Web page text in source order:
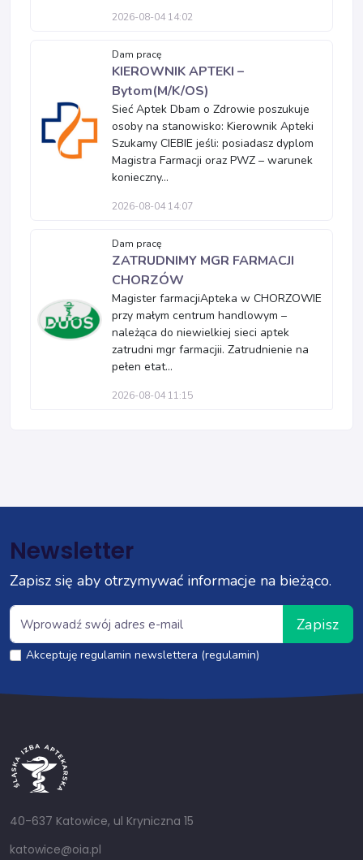
2026-08-04 14:02
Dam pracę
KIEROWNIK APTEKI –
Bytom(M/K/OS)
Sieć Aptek Dbam o Zdrowie poszukuje
osoby na stanowisko: Kierownik Apteki
Szukamy CIEBIE jeśli: posiadasz dyplom
Magistra Farmacji oraz PWZ – warunek
konieczny...
2026-08-04 14:07
Dam pracę
ZATRUDNIMY MGR FARMACJI
CHORZÓW
Magister farmacjiApteka w CHORZOWIE
przy małym centrum handlowym –
należąca do niewielkiej sieci aptek
zatrudni mgr farmacjii. Zatrudnienie na
pełen etat...
2026-08-04 11:15
Newsletter
Zapisz się aby otrzymywać informacje na bieżąco.
Zapisz
Akceptuję regulamin newslettera (regulamin)
40-637 Katowice, ul Kryniczna 15
katowice@oia.pl